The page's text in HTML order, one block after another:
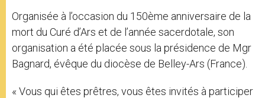
Organisée à l’occasion du 150ème anniversaire de la
mort du Curé d’Ars et de l’année sacerdotale, son
organisation a été placée sous la présidence de Mgr
Bagnard, évêque du diocèse de Belley-Ars (France).
« Vous qui êtes prêtres, vous êtes invités à participer